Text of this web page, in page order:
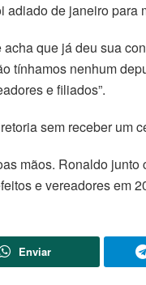
de janeiro para
que já deu sua
tínhamos nenhum
e filiados”.
sem receber um
mãos. Ronaldo
e vereadores em
Enviar